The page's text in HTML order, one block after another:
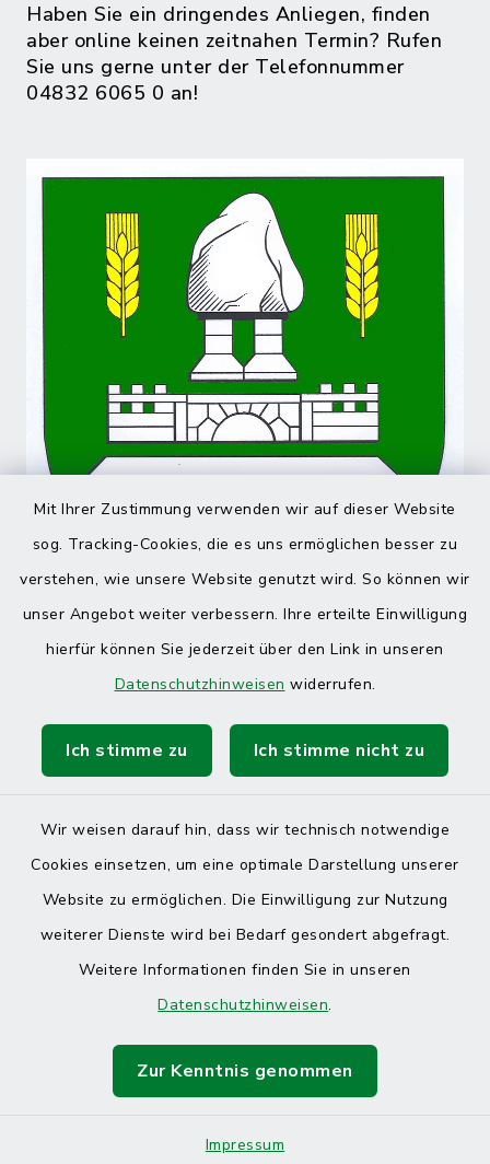
Mit Ihrer Zustimmung verwenden wir auf dieser Website
sog. Tracking-Cookies, die es uns ermöglichen besser zu
verstehen, wie unsere Website genutzt wird. So können wir
unser Angebot weiter verbessern. Ihre erteilte Einwilligung
hierfür können Sie jederzeit über den Link in unseren
Datenschutzhinweisen widerrufen.
Ich stimme zu Ich stimme nicht zu
Wir weisen darauf hin, dass wir technisch notwendige
Cookies einsetzen, um eine optimale Darstellung unserer
Website zu ermöglichen. Die Einwilligung zur Nutzung
weiterer Dienste wird bei Bedarf gesondert abgefragt.
Weitere Informationen finden Sie in unseren
Datenschutzhinweisen.
Zur Kenntnis genommen
Impressum
Haben Sie ein dringendes Anliegen, finden
aber online keinen zeitnahen Termin? Rufen
Sie uns gerne unter der Telefonnummer
04832 6065 0 an!
Kontakt
Datenschutz
Impressum
Sitemap
Cookie-Einstellungen